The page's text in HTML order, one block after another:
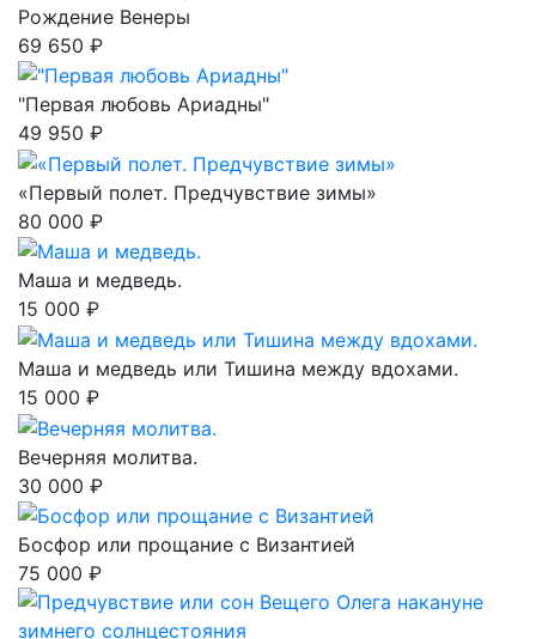
Рождение Венеры
69 650 ₽
"Первая любовь Ариадны"
49 950 ₽
«Первый полет. Предчувствие зимы»
80 000 ₽
Маша и медведь.
15 000 ₽
Маша и медведь или Тишина между вдохами.
15 000 ₽
Вечерняя молитва.
30 000 ₽
Босфор или прощание с Византией
75 000 ₽